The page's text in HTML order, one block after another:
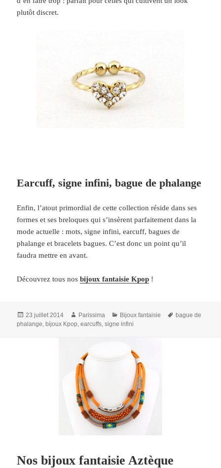
plutôt discret.
Earcuff, signe infini, bague de phalange
Enfin, l’atout primordial de cette collection réside dans ses
formes et ses breloques qui s’insèrent parfaitement dans la
mode actuelle : mots, signe infini, earcuff, bagues de
phalange et bracelets bagues. C’est donc un point qu’il
faudra mettre en avant.
Découvrez tous nosbijoux fantaisie Kpop !
Publié
le
23 juillet 2014 Auteur
Parissima Catégories
Bijoux fantaisie
Mots-
bague de
phalange ,bijoux Kpop ,earcuffs ,signe infini
Nos bijoux fantaisie Aztèque